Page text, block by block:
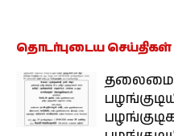
தொடர்புடைய செய்திகள்
தலைமை